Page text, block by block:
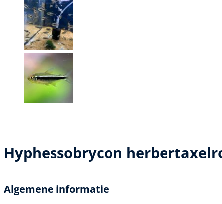
Hyphessobrycon
Algemene informatie